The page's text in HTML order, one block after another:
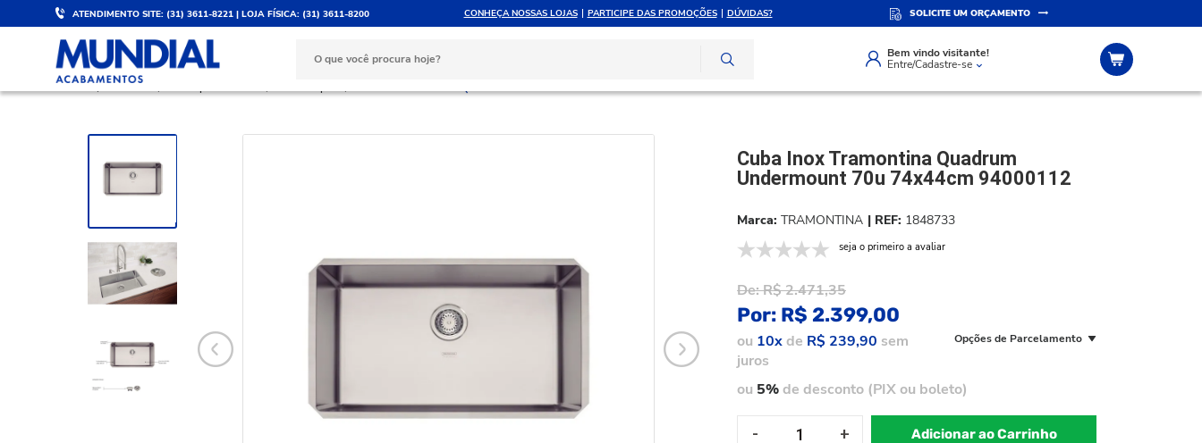
ATENDIMENTO SITE: (31) 3611-8221 | LOJA FÍSICA: (31) 3611-8200 CONHEÇA NOSSAS LOJAS PARTICIPE DAS PROMOÇÕES DÚVIDAS? SOLICITE UM ORÇAMENTO
Bem vindo visitante!
Entre/Cadastre-se
DESCONTO DE 5%
Válido para PIX e boleto
PARCELE ATÉ 10X SEM JUROS ATENDIMENTO PERSONALIZADO ATENDIMENTO PERSONALIZADO
COZINHA
Cuba Inox Tramontina Quadrum
Undermount 70u 74x44cm 94000112
TRAMONTINA 1848733
seja o primeiro a avaliar
De:R$ 2.471,35
Por: R$ 2.399,00
ou 10xde R$ 239,90 sem
juros
Opções de Parcelamento
ou 5%de desconto (PIX ou boleto)
Adicionar ao Carrinho